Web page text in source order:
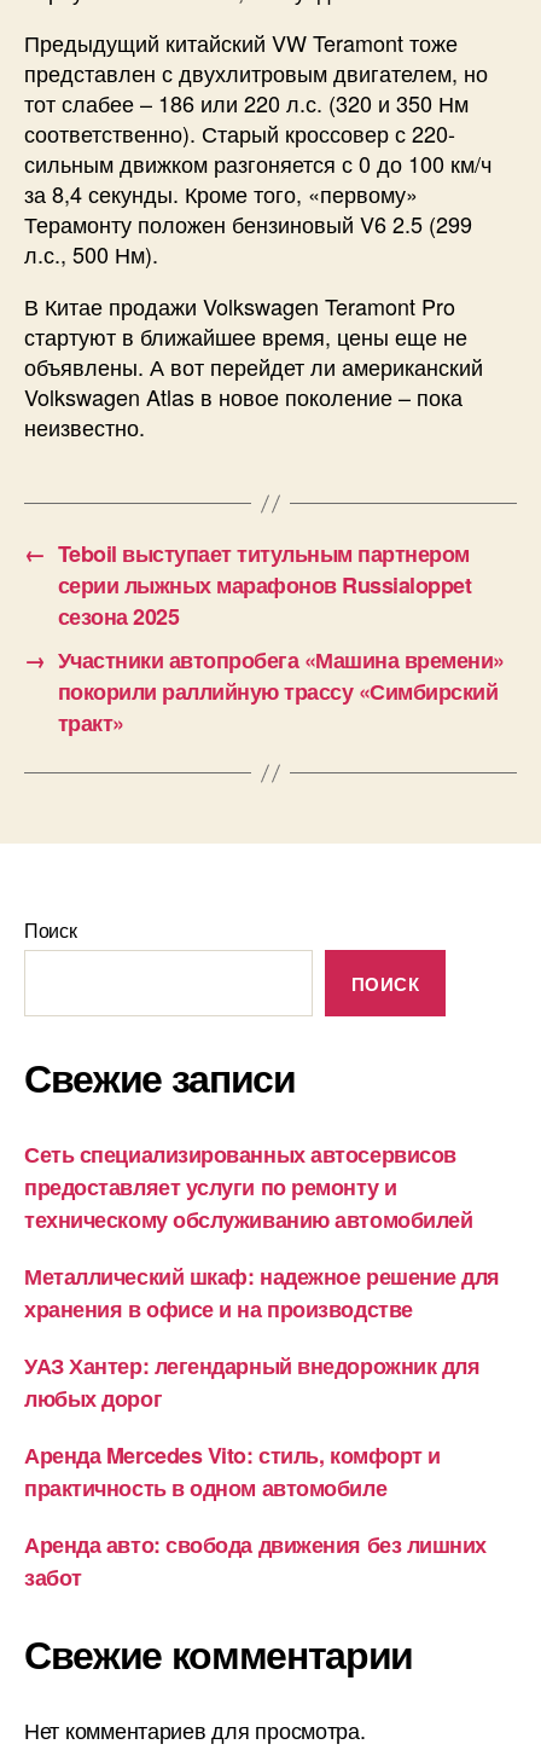
Предыдущий китайский VW Teramont тоже
представлен с двухлитровым двигателем, но
тот слабее – 186 или 220 л.с. (320 и 350 Нм
соответственно). Старый кроссовер с 220-
сильным движком разгоняется с 0 до 100 км/ч
за 8,4 секунды. Кроме того, «первому»
Терамонту положен бензиновый V6 2.5 (299
л.с., 500 Нм).
В Китае продажи Volkswagen Teramont Pro
стартуют в ближайшее время, цены еще не
объявлены. А вот перейдет ли американский
Volkswagen Atlas в новое поколение – пока
неизвестно.
← Teboil выступает титульным партнером
серии лыжных марафонов Russialoppet
сезона 2025
→ Участники автопробега «Машина времени»
покорили раллийную трассу «Симбирский
тракт»
Поиск
ПОИСК
Свежие записи
Сеть специализированных автосервисов
предоставляет услуги по ремонту и
техническому обслуживанию автомобилей
Металлический шкаф: надежное решение для
хранения в офисе и на производстве
УАЗ Хантер: легендарный внедорожник для
любых дорог
Аренда Mercedes Vito: стиль, комфорт и
практичность в одном автомобиле
Аренда авто: свобода движения без лишних
забот
Свежие комментарии
Нет комментариев для просмотра.